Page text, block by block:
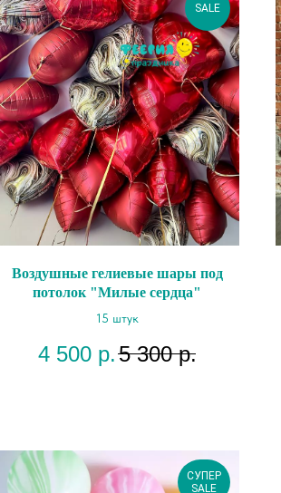
SALE
Воздушные гелиевые шары под
потолок "Милые сердца"
15 штук
4 500 р.5 300 р.
СУПЕР
SALE